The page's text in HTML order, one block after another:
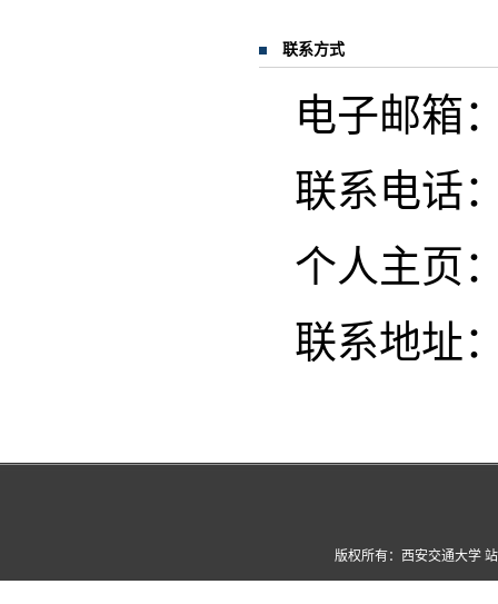
联系方式
电子邮箱
联系电话
个人主页
联系地址
版权所有：西安交通大学